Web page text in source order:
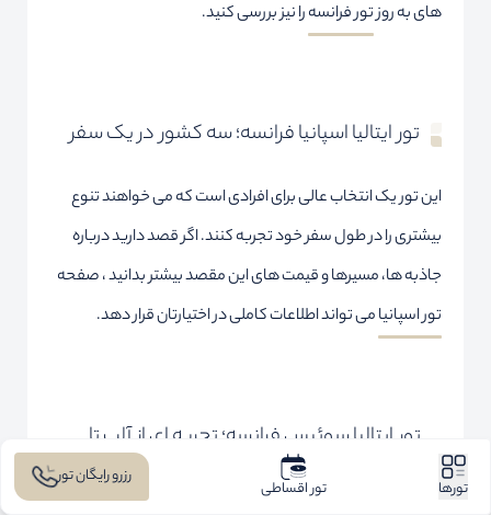
های به روزتور فرانسهرا نیز بررسی کنید.
تور ایتالیا اسپانیا فرانسه؛ سه کشور در یک سفر
این تور یک انتخاب عالی برای افرادی است که می خواهند تنوع
بیشتری را در طول سفر خود تجربه کنند. اگر قصد دارید درباره
جاذبه ها، مسیرها و قیمت های این مقصد بیشتر بدانید ، صفحه
تور اسپانیامی تواند اطلاعات کاملی در اختیارتان قرار دهد.
تور ایتالیا سوئیس فرانسه؛ تجربه ای از آلپ تا
تورها تور اقساطی
رزرو رایگان تور